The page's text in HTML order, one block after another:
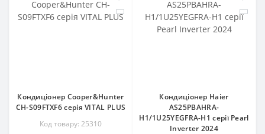
Кондиціонер Cooper&Hunter
CH-S09FTXF6 серія VITAL PLUS
Код товару: 25310
Кондиціонер Haier
AS25PBAHRA-
H1/1U25YEGFRA-H1 серії Pearl
Inverter 2024